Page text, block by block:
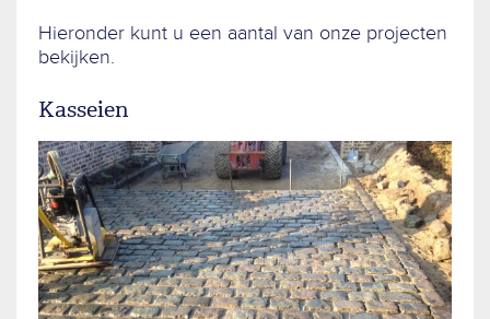
Hieronder kunt u een aantal van onze projecten
bekijken.
Kasseien